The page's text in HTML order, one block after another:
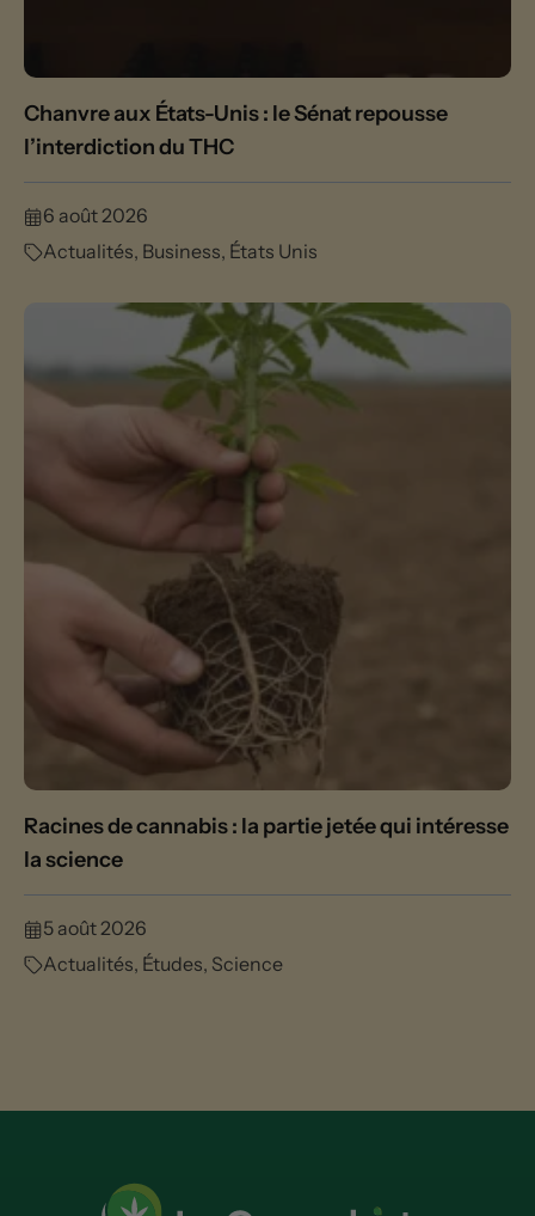
Chanvre aux États-Unis : le Sénat repousse
l’interdiction du THC
6 août 2026
Actualités, Business, États Unis
Racines de cannabis : la partie jetée qui intéresse
la science
5 août 2026
Actualités, Études, Science